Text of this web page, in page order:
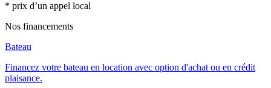
* prix d’un appel local
Nos financements
Bateau
Financez votre bateau en location avec option d'achat ou en crédit
plaisance.